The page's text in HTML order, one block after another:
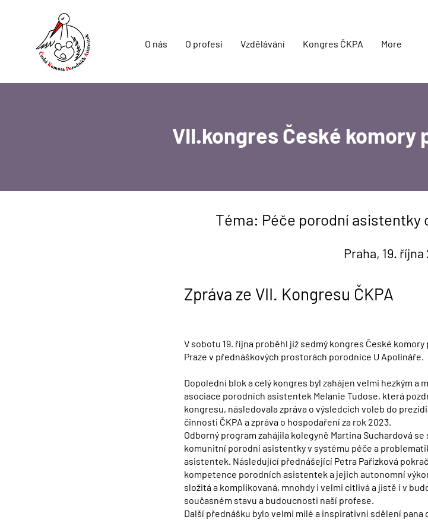
O nás O profesi Vzdělávání Kongres ČKPA More
VII.kongres České
Téma: Péče porodní asistentky
Praha, 19. října
Zpráva ze VII. Kongresu ČKPA
V sobotu 19. října proběhl již sedmý kongres České
Praze v přednáškových prostorách porodnice U Apolináře.
Dopolední blok a celý kongres byl zahájen velmi hezkým
asociace porodních asistentek Melanie Tudose, která
kongresu, následovala zpráva o výsledcích voleb do
činnosti ČKPA a zpráva o hospodaření za rok 2023.
Odborný program zahájila kolegyně Martina Suchardová
komunitní porodní asistentky v systému péče a
asistentek. Následující přednášející Petra Pařízková
kompetence porodních asistentek a jejich autonomní
složitá a komplikovaná, mnohdy i velmi citlivá a jistě i v
současném stavu a budoucnosti naší profese.
Další přednášku bylo velmi milé a inspirativní sdělení